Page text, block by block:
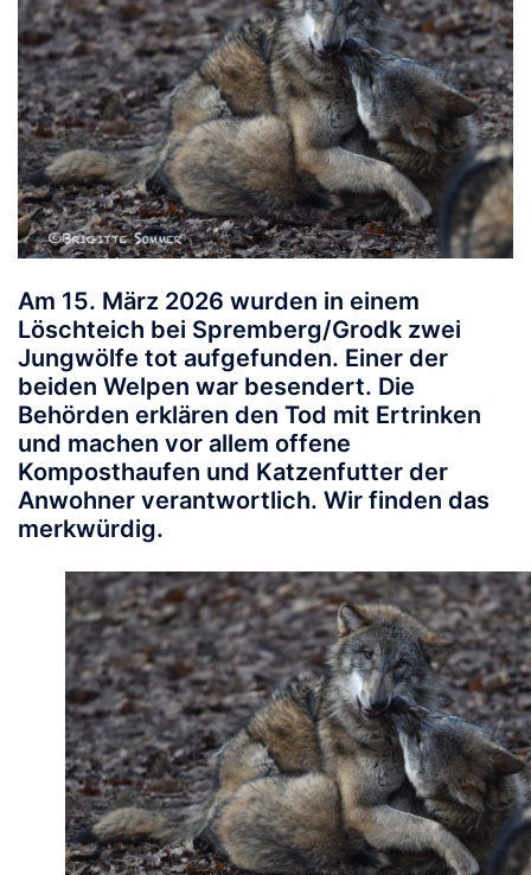
Am 15. März 2026 wurden in einem
Löschteich bei Spremberg/Grodk zwei
Jungwölfe tot aufgefunden. Einer der
beiden Welpen war besendert. Die
Behörden erklären den Tod mit Ertrinken
und machen vor allem offene
Komposthaufen und Katzenfutter der
Anwohner verantwortlich. Wir finden das
merkwürdig.